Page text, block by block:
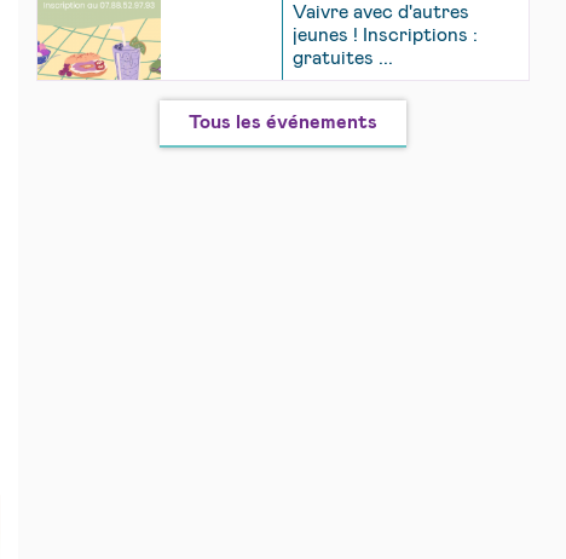
Vaivre avec d'autres
jeunes ! Inscriptions :
gratuites ...
Tous les événements